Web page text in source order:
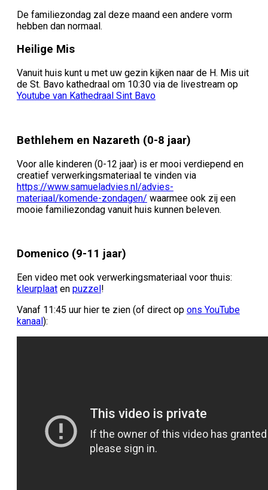
De familiezondag zal deze maand een andere vorm
hebben dan normaal.
Heilige Mis
Vanuit huis kunt u met uw gezin kijken naar de H. Mis uit
de St. Bavo kathedraal om 10:30 via de livestream op
Youtube van Kathedraal Sint Bavo
Bethlehem en Nazareth (0-8 jaar)
Voor alle kinderen (0-12 jaar) is er mooi verdiepend en
creatief verwerkingsmateriaal te vinden via
https://www.samueladvies.nl/advies-
materiaal/komende-zondagen/ waarmee ook zij een
mooie familiezondag vanuit huis kunnen beleven.
Domenico (9-11 jaar)
Een video met ook verwerkingsmateriaal voor thuis:
kleurplaat en puzzel!
Vanaf 11:45 uur hier te zien (of direct op ons YouTube
kanaal):